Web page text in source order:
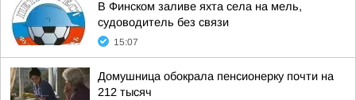
В Финском заливе яхта села на мель,
судоводитель без связи
15:07
Домушница обокрала пенсионерку почти на
212 тысяч